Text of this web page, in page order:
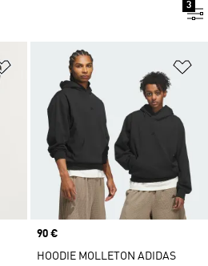
3
Ajouter à la Liste de produits
Prix
90 €
HOODIE MOLLETON ADIDAS